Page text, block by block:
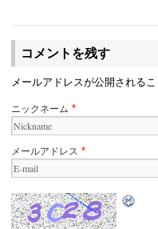
コメントを残す
メールアドレスが公開される
ニックネーム *
メールアドレス *